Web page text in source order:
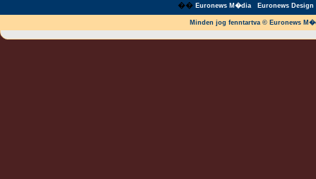
�� Euronews M�dia Euronews Design
Minden jog fenntartva © Euronews